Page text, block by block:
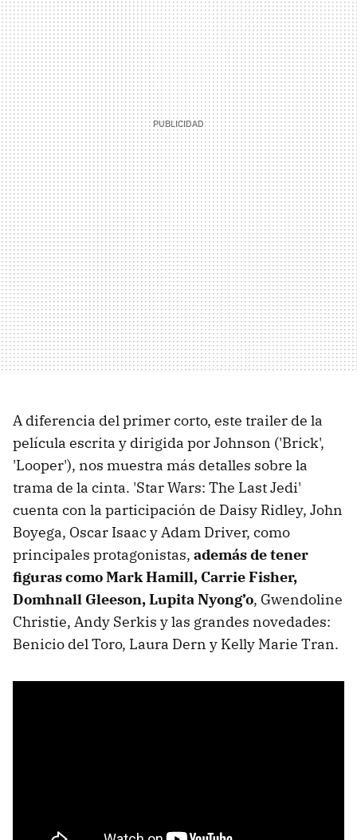
A diferencia del primer corto, este trailer de la
película escrita y dirigida por Johnson ('Brick',
'Looper'), nos muestra más detalles sobre la
trama de la cinta. 'Star Wars: The Last Jedi'
cuenta con la participación de Daisy Ridley, John
Boyega, Oscar Isaac y Adam Driver, como
principales protagonistas, además de tener
figuras como Mark Hamill, Carrie Fisher,
Domhnall Gleeson, Lupita Nyong’o, Gwendoline
Christie, Andy Serkis y las grandes novedades:
Benicio del Toro, Laura Dern y Kelly Marie Tran.